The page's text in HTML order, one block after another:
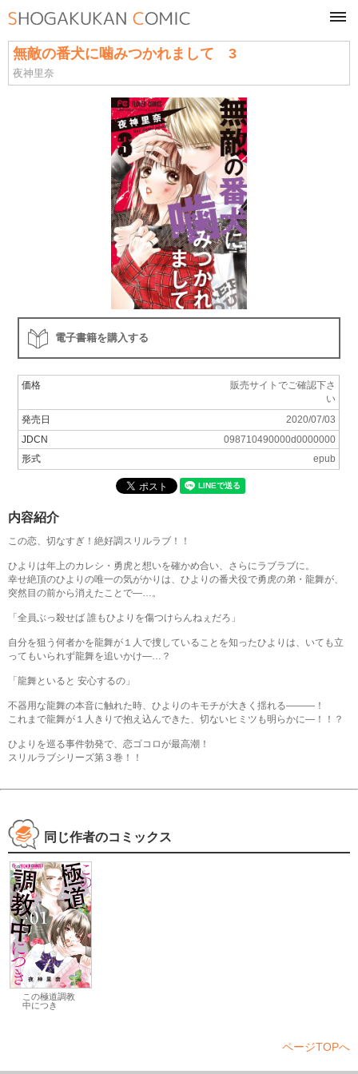
無敵の番犬に噛みつかれまして 3
夜神里奈
電子書籍を購入する
価格
販売サイトでご確認下さ
い
発売日
2020/07/03
JDCN
098710490000d0000000
形式
epub
内容紹介
この恋、切なすぎ！絶好調スリルラブ！！
ひよりは年上のカレシ・勇虎と想いを確かめ合い、さらにラブラブに。
幸せ絶頂のひよりの唯一の気がかりは、ひよりの番犬役で勇虎の弟・龍舞が、
突然目の前から消えたことで―…。
「全員ぶっ殺せば 誰もひよりを傷つけらんねぇだろ」
自分を狙う何者かを龍舞が１人で捜していることを知ったひよりは、いても立
ってもいられず龍舞を追いかけ―…？
「龍舞といると 安心するの」
不器用な龍舞の本音に触れた時、ひよりのキモチが大きく揺れる―――！
これまで龍舞が１人きりで抱え込んできた、切ないヒミツも明らかに―！！？
ひよりを巡る事件勃発で、恋ゴコロが最高潮！
スリルラブシリーズ第３巻！！
同じ作者のコミックス
この極道調教
中につき
ページTOPへ